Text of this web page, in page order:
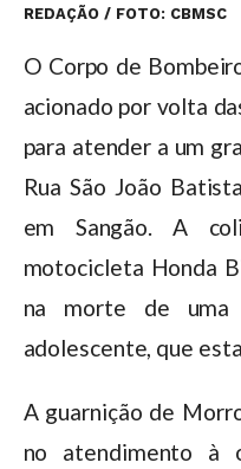
REDAÇÃO / FOTO: CBMSC
O Corpo de
acionado por volta
para atender a um
Rua São João
em Sangão. A
motocicleta Honda
na morte de
adolescente, que
A guarnição de
no atendimento à